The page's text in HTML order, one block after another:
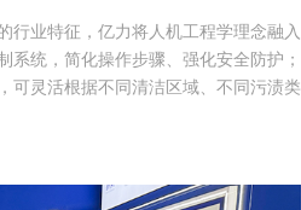
行业特征，亿力将人机工程学理念融入
统，简化操作步骤、强化安全防护；
可灵活根据不同清洁区域、不同污渍类